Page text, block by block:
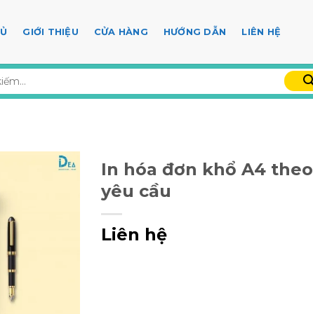
GIỚI THIỆU CỬA HÀNG HƯỚNG DẪN LIÊN HỆ
In hóa đơn khổ A4 theo
yêu cầu
Liên hệ